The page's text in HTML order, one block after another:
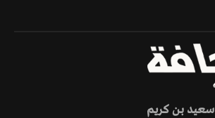
سعيد بن كريم